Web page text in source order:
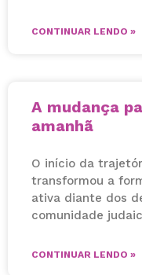
CONTINUAR LENDO »
A mudança
amanhã
O início da
transformou a
ativa diante dos
comunidade
CONTINUAR LENDO »